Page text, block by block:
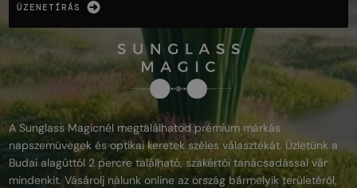
ÜZENETÍRÁS
A Sunglass Magicnél megtalálhatod prémium márkás
napszemüvegek és optikai keretek széles választékát. Üzletünk a
Budai alagúttól 2 percre található, szakértői tanácsadással vár
mindenkit. Vásárolj nálunk online az ország bármelyik területéről,